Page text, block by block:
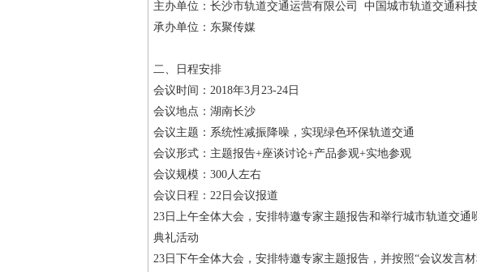
主办单位：长沙市轨道交通运营有限公司 中国城市轨道交通科
承办单位：东聚传媒
二、日程安排
会议时间：2018年3月23-24日
会议地点：湖南长沙
会议主题：系统性减振降噪，实现绿色环保轨道交通
会议形式：主题报告+座谈讨论+产品参观+实地参观
会议规模：300人左右
会议日程：22日会议报道
23日上午全体大会，安排特邀专家主题报告和举行城市轨道交
典礼活动
23日下午全体大会，安排特邀专家主题报告，并按照“会议发言